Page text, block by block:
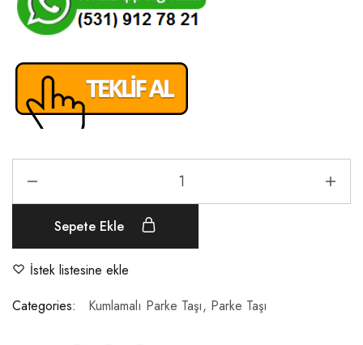
Sepete Ekle
İstek listesine ekle
Categories:
Kumlamalı Parke Taşı, Parke Taşı